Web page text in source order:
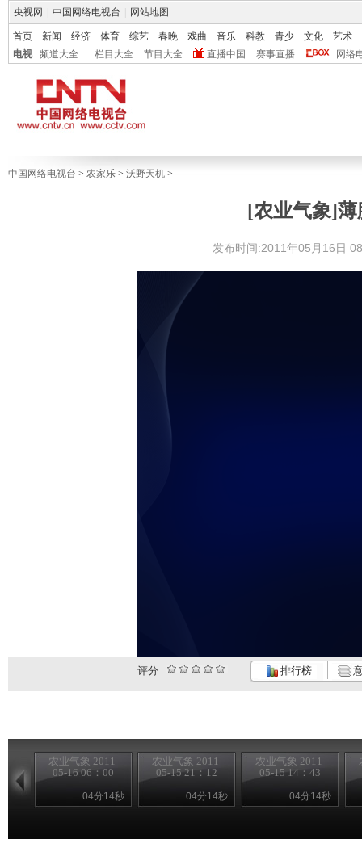
央视网 中国网络电视台 网站地图
首页 新闻 经济 体育 综艺 春晚 戏曲 音乐 科教 青少 文化
艺术
电视
频道大全 栏目大全 节目大全 直播中国 赛事直播 网络
中国网络电视台 > 农家乐 > 沃野天机 >
[农业气象]薄
发布时间:2011年05月16日
评分 排行榜
农业气象 2011-
05-16 06：00
04分14秒
农业气象 2011-
05-15 21：12
04分14秒
农业气象 2011-
05-15 14：43
04分14秒